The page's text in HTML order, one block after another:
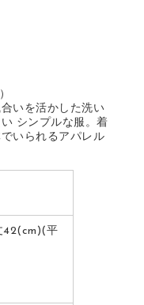
いを活かした洗い
シンプルな服。着
いられるアパレル
42(cm)(平